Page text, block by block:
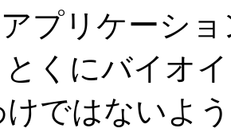
プリケーシ
くにバイオ
ではないよ